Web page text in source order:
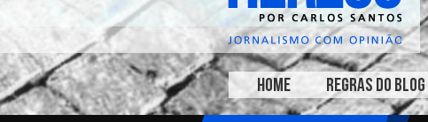
HOME REGRAS DO BLOG